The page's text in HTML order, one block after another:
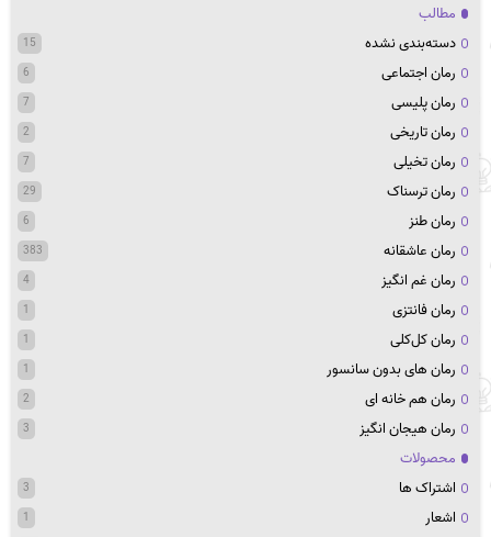
مطالب
دسته‌بندی نشده
15
رمان اجتماعی 6
رمان پلیسی 7
رمان تاریخی 2
رمان تخیلی 7
رمان ترسناک 29
رمان طنز 6
رمان عاشقانه 383
رمان غم انگیز 4
رمان فانتزی 1
رمان کل‌کلی 1
رمان های بدون سانسور 1
رمان هم خانه ای 2
رمان هیجان انگیز 3
محصولات
اشتراک ها
3
اشعار 1